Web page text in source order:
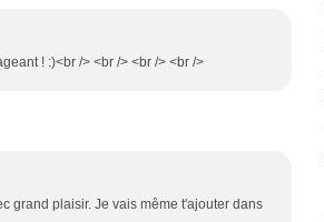
! :)<br /> <br /> <br /> <br />
grand plaisir. Je vais même t'ajouter dans